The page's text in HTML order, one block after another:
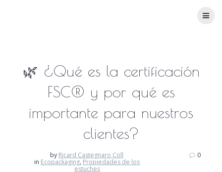
🌿 ¿Qué es la certificación
FSC® y por qué es
importante para nuestros
clientes?
by Ricard Castegnaro Coll
in Ecopackaging, Propiedades de los
estuches
0